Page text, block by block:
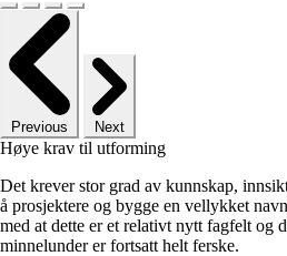
Previous Next
Høye krav til utforming
Det krever stor grad av kunnskap,
å prosjektere og bygge en vellykket
med at dette er et relativt nytt fagfelt og
minnelunder er fortsatt helt ferske.